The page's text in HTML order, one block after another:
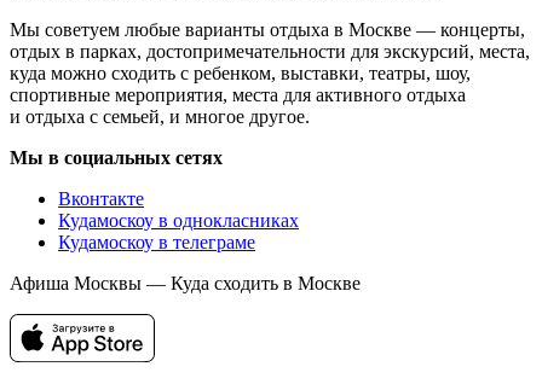
Мы советуем любые варианты отдыха в Москве — концерты,
отдых в парках, достопримечательности для экскурсий, места,
куда можно сходить с ребенком, выставки, театры, шоу,
спортивные мероприятия, места для активного отдыха
и отдыха с семьей, и многое другое.
Мы в социальных сетях
Вконтакте
Кудамоскоу в однокласниках
Кудамоскоу в телеграме
Афиша Москвы — Куда сходить в Москве